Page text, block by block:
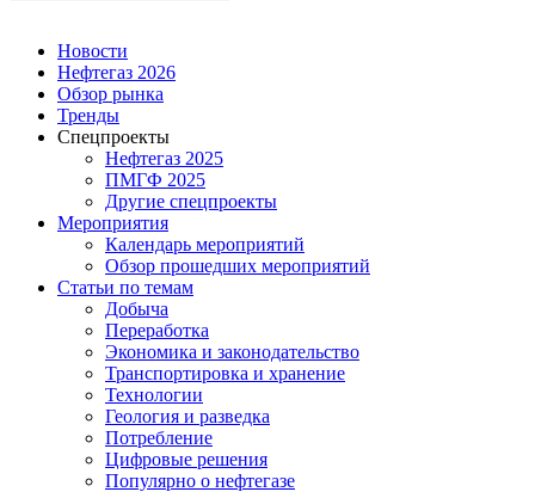
Новости
Нефтегаз 2026
Обзор рынка
Тренды
Спецпроекты
Нефтегаз 2025
ПМГФ 2025
Другие спецпроекты
Мероприятия
Календарь мероприятий
Обзор прошедших мероприятий
Статьи по темам
Добыча
Переработка
Экономика и законодательство
Транспортировка и хранение
Технологии
Геология и разведка
Потребление
Цифровые решения
Популярно о нефтегазе